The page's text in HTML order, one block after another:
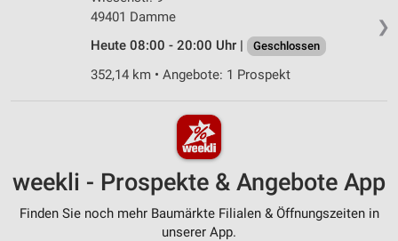
❯
49401 Damme
Heute 08:00 - 20:00 Uhr |
Geschlossen
352,14 km • Angebote: 1 Prospekt
weekli - Prospekte & Angebote App
Finden Sie noch mehr Baumärkte Filialen & Öffnungszeiten in
unserer App.